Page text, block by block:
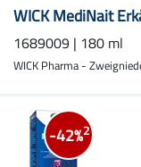
WICK MediNait
1689009 | 180 ml
WICK Pharma -
-42%2